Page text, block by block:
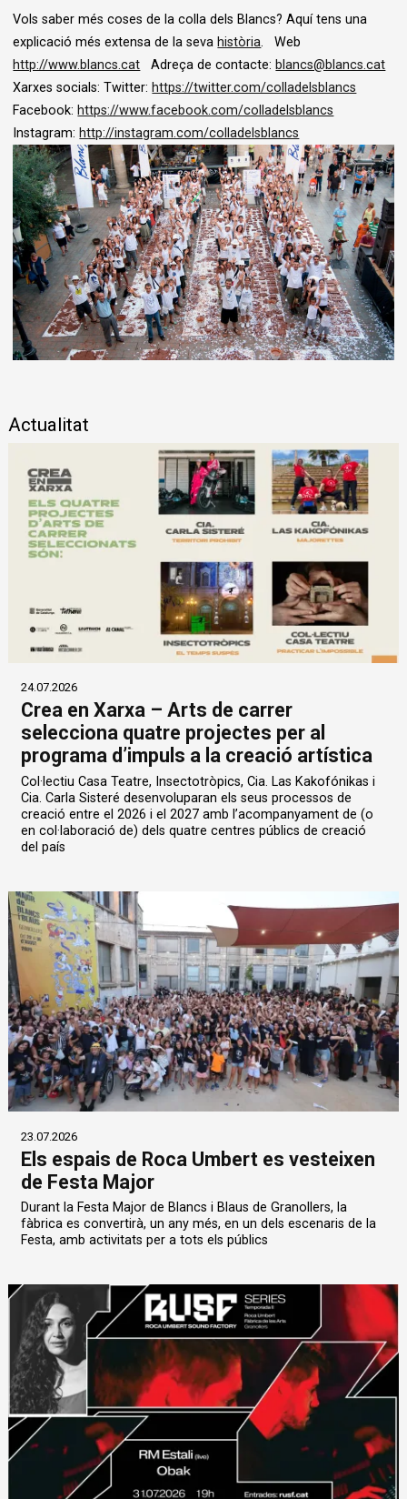
Vols saber més coses de la colla dels Blancs? Aquí tens una
explicació més extensa de la seva història. Web
http://www.blancs.cat Adreça de contacte: blancs@blancs.cat
Xarxes socials: Twitter: https://twitter.com/colladelsblancs
Facebook: https://www.facebook.com/colladelsblancs
Instagram: http://instagram.com/colladelsblancs
Actualitat
24.07.2026
Crea en Xarxa – Arts de carrer
selecciona quatre projectes per al
programa d’impuls a la creació artística
Col·lectiu Casa Teatre, Insectotròpics, Cia. Las Kakofónikas i
Cia. Carla Sisteré desenvoluparan els seus processos de
creació entre el 2026 i el 2027 amb l’acompanyament de (o
en col·laboració de) dels quatre centres públics de creació
del país
23.07.2026
Els espais de Roca Umbert es vesteixen
de Festa Major
Durant la Festa Major de Blancs i Blaus de Granollers, la
fàbrica es convertirà, un any més, en un dels escenaris de la
Festa, amb activitats per a tots els públics